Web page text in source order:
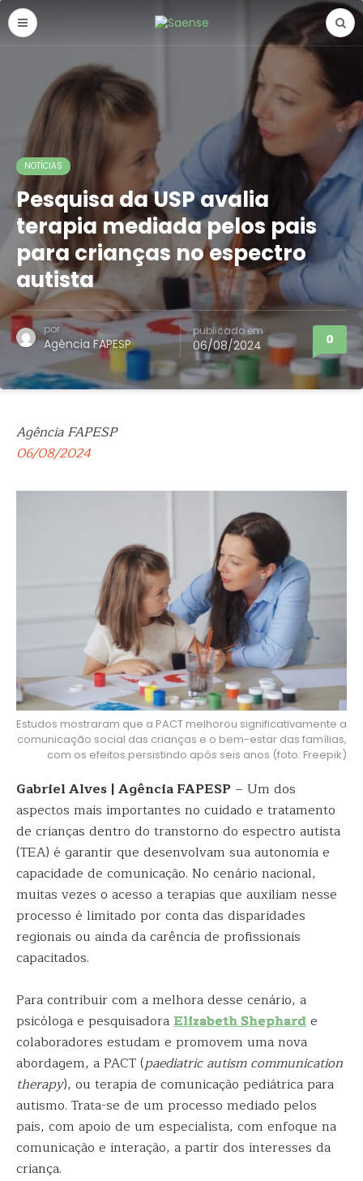
NOTÍCIAS
Pesquisa da USP avalia
terapia mediada pelos pais
para crianças no espectro
autista
por
Agência FAPESP
publicado em
06/08/2024 0
Agência FAPESP
06/08/2024
Estudos mostraram que a PACT melhorou significativamente a
comunicação social das crianças e o bem-estar das famílias,
com os efeitos persistindo após seis anos (foto: Freepik)
Gabriel Alves | Agência FAPESP – Um dos
aspectos mais importantes no cuidado e tratamento
de crianças dentro do transtorno do espectro autista
(TEA) é garantir que desenvolvam sua autonomia e
capacidade de comunicação. No cenário nacional,
muitas vezes o acesso a terapias que auxiliam nesse
processo é limitado por conta das disparidades
regionais ou ainda da carência de profissionais
capacitados.
Para contribuir com a melhora desse cenário, a
psicóloga e pesquisadoraElizabeth Shepharde
colaboradores estudam e promovem uma nova
abordagem, a PACT (paediatric autism communication
therapy), ou terapia de comunicação pediátrica para
autismo. Trata-se de um processo mediado pelos
pais, com apoio de um especialista, com enfoque na
comunicação e interação, a partir dos interesses da
criança.